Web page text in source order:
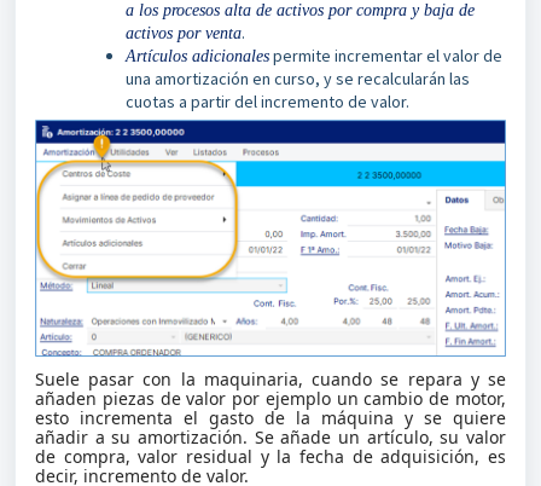
a los procesos alta de activos por compra y baja de
activos por venta.
Artículos adicionales permite incrementar el valor de
una amortización en curso, y se recalcularán las
cuotas a partir del incremento de valor.
Suele pasar con la maquinaria, cuando se repara y se
añaden piezas de valor por ejemplo un cambio de motor,
esto incrementa el gasto de la máquina y se quiere
añadir a su amortización. Se añade un artículo, su valor
de compra, valor residual y la fecha de adquisición, es
decir, incremento de valor.